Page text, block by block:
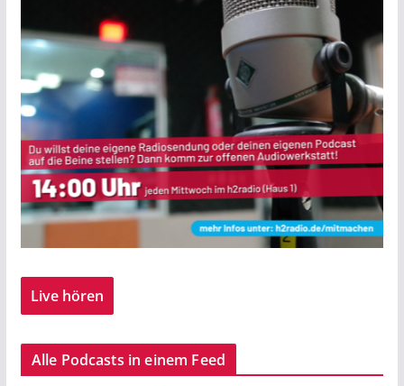
Live hören
Alle Podcasts in einem Feed